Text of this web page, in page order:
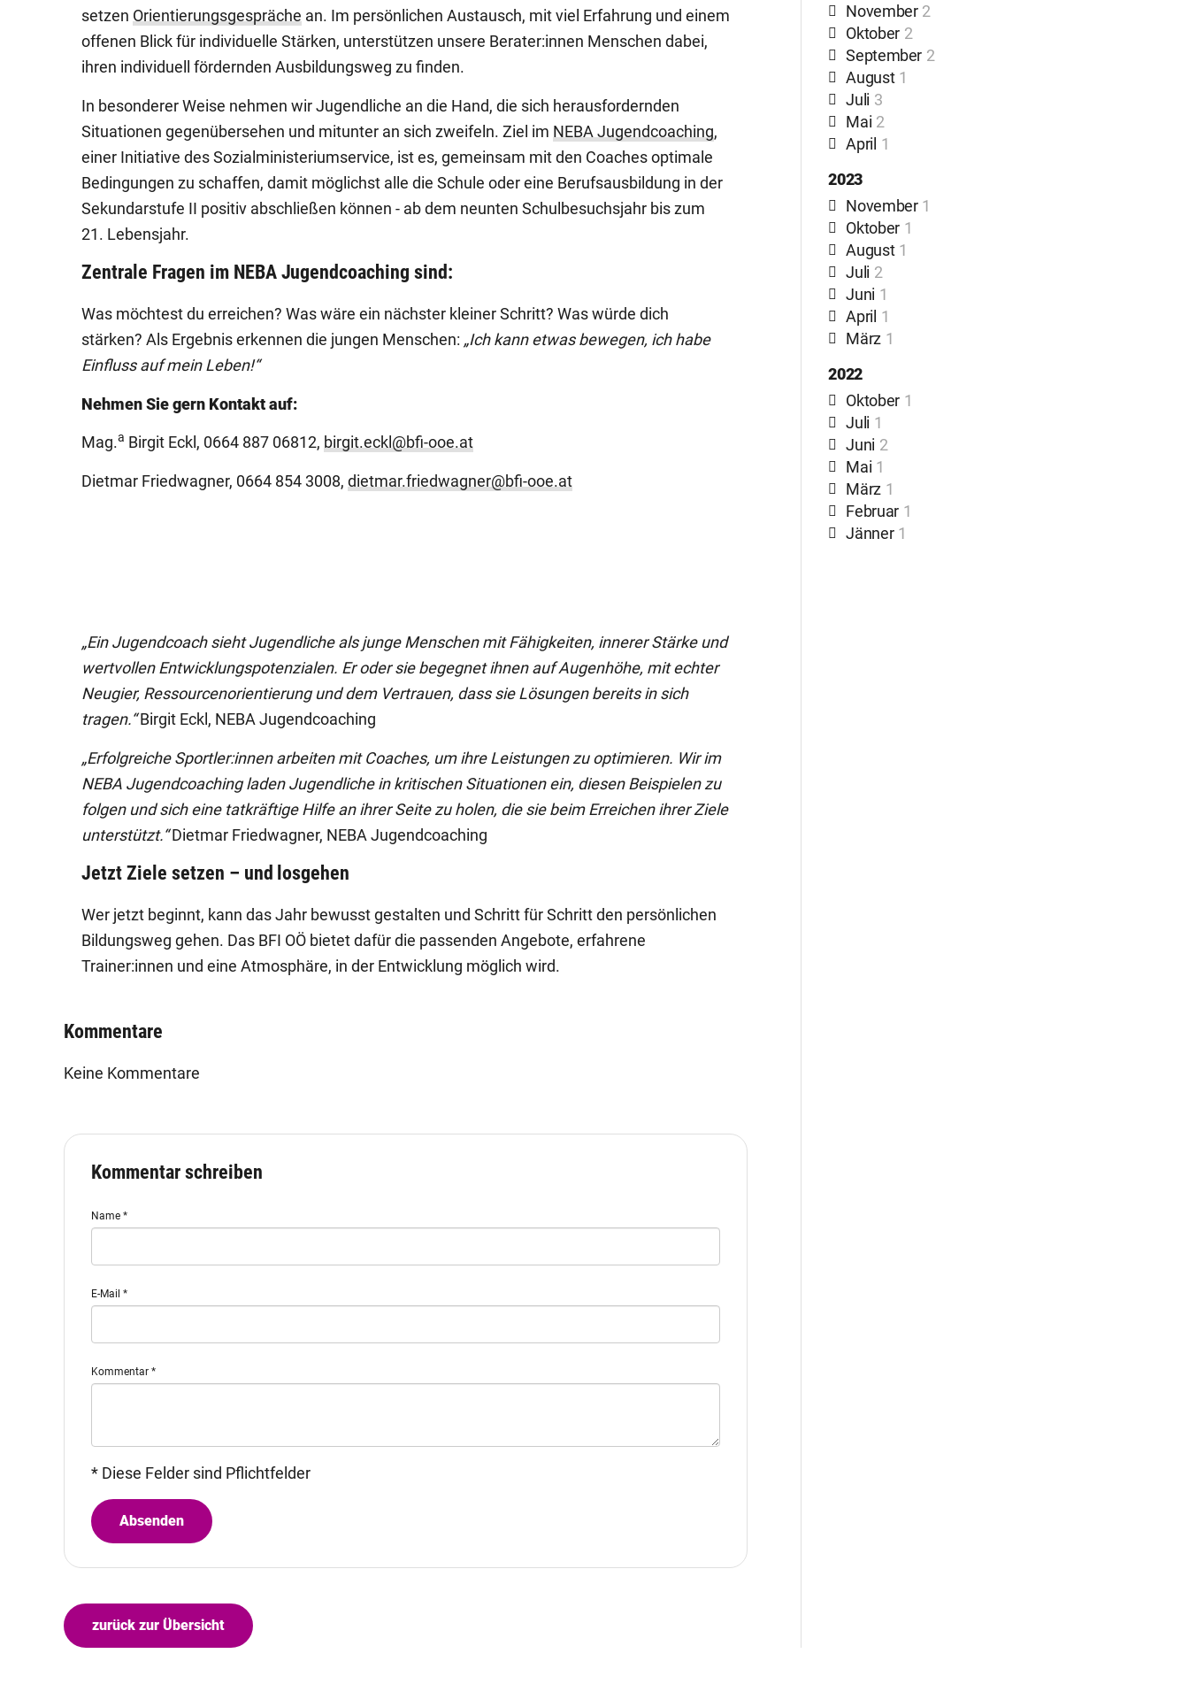
setzen Orientierungsgespräche an. Im persönlichen Austausch, mit viel Erfahrung und einem
offenen Blick für individuelle Stärken, unterstützen unsere Berater:innen Menschen dabei,
ihren individuell fördernden Ausbildungsweg zu finden.
In besonderer Weise nehmen wir Jugendliche an die Hand, die sich herausfordernden
Situationen gegenübersehen und mitunter an sich zweifeln. Ziel im NEBA Jugendcoaching,
einer Initiative des Sozialministeriumservice, ist es, gemeinsam mit den Coaches optimale
Bedingungen zu schaffen, damit möglichst alle die Schule oder eine Berufsausbildung in der
Sekundarstufe II positiv abschließen können - ab dem neunten Schulbesuchsjahr bis zum
21. Lebensjahr.
Zentrale Fragen im NEBA Jugendcoaching sind:
Was möchtest du erreichen? Was wäre ein nächster kleiner Schritt? Was würde dich
stärken? Als Ergebnis erkennen die jungen Menschen: „Ich kann etwas bewegen, ich habe
Einfluss auf mein Leben!“
Nehmen Sie gern Kontakt auf:
Mag.a Birgit Eckl, 0664 887 06812, birgit.eckl@bfi-ooe.at
Dietmar Friedwagner, 0664 854 3008, dietmar.friedwagner@bfi-ooe.at
„Ein Jugendcoach sieht Jugendliche als junge Menschen mit Fähigkeiten, innerer Stärke und
wertvollen Entwicklungspotenzialen. Er oder sie begegnet ihnen auf Augenhöhe, mit echter
Neugier, Ressourcenorientierung und dem Vertrauen, dass sie Lösungen bereits in sich
tragen.“Birgit Eckl, NEBA Jugendcoaching
„Erfolgreiche Sportler:innen arbeiten mit Coaches, um ihre Leistungen zu optimieren. Wir im
NEBA Jugendcoaching laden Jugendliche in kritischen Situationen ein, diesen Beispielen zu
folgen und sich eine tatkräftige Hilfe an ihrer Seite zu holen, die sie beim Erreichen ihrer Ziele
unterstützt.“Dietmar Friedwagner, NEBA Jugendcoaching
Jetzt Ziele setzen – und losgehen
Wer jetzt beginnt, kann das Jahr bewusst gestalten und Schritt für Schritt den persönlichen
Bildungsweg gehen. Das BFI OÖ bietet dafür die passenden Angebote, erfahrene
Trainer:innen und eine Atmosphäre, in der Entwicklung möglich wird.
Kommentare
Keine Kommentare
Kommentar schreiben
Name *
E-Mail *
Kommentar *
* Diese Felder sind Pflichtfelder
Absenden
zurück zur Übersicht
November 2
Oktober 2
September 2
August 1
Juli 3
Mai 2
April 1
2023
November 1
Oktober 1
August 1
Juli 2
Juni 1
April 1
März 1
2022
Oktober 1
Juli 1
Juni 2
Mai 1
März 1
Februar 1
Jänner 1